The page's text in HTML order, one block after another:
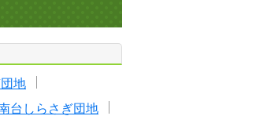
地
台しらさぎ団地